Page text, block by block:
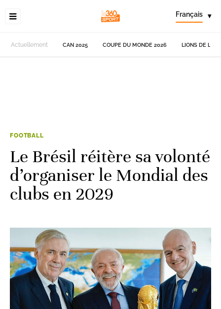
Français ▾
Actuellement CAN 2025 COUPE DU MONDE 2026 LIONS DE
FOOTBALL
Le Brésil réitère sa volonté
d’organiser le Mondial des
clubs en 2029